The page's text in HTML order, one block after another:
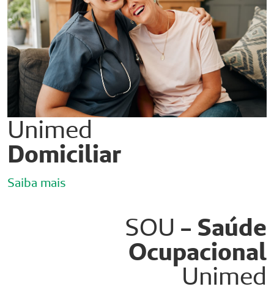
Unimed
Domiciliar
Saiba mais
SOU - Saúde
Ocupacional
Unimed